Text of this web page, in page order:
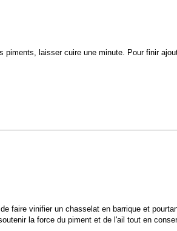
laisser cuire une minute. Pour finir
faire vinifier un chasselat en barrique et
la force du piment et de l'ail tout en